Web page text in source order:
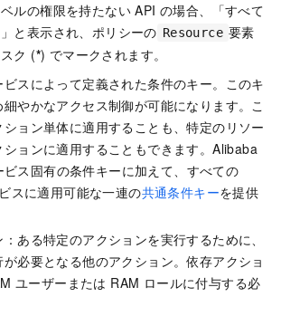
ルの権限を持たない API の場合、「すべて
と表示され、ポリシーの Resource 要素
ク (*) でマークされます。
スによって定義された条件のキー。このキ
やかなアクセス制御が可能になります。こ
ョン単体に適用することも、特定のリソー
ションに適用することもできます。Alibaba
ス固有の条件キーに加えて、すべての
スに適用可能な一連の共通条件キーを提供
ある特定のアクションを実行するために、
必要となる他のアクション。依存アクショ
ユーザーまたは RAM ロールに付与する必